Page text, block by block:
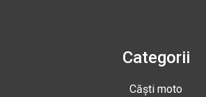
Categorii
Căști moto